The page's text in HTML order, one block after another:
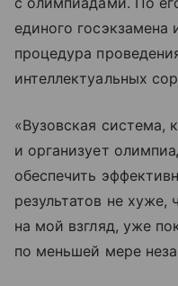
единого госэкзамена
процедура
интеллектуальных
«Вузовская система,
и организует
обеспечить
результатов не хуже,
на мой взгляд, уже
по меньшей мере